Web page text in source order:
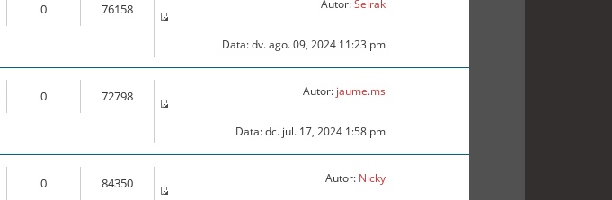
0 76158 Autor:Selrak
Data: dv. ago. 09, 2024 11:23 pm
0 72798 Autor: jaume.ms
Data: dc. jul. 17, 2024 1:58 pm
0 84350 Autor: Nicky